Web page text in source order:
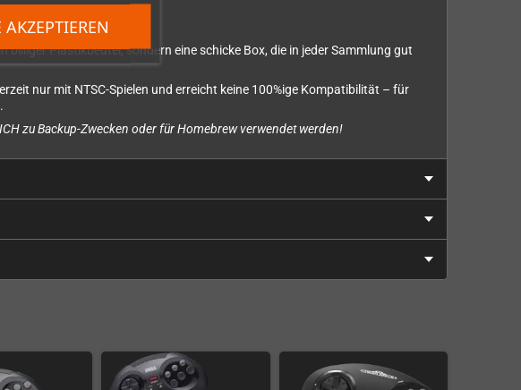
AKZEPTIEREN
Plastikbeutel, sondern eine schicke Box, die in jeder Sammlung gut
nur mit NTSC-Spielen und erreicht keine 100%ige Kompatibilität – für
zu Backup-Zwecken oder für Homebrew verwendet werden!